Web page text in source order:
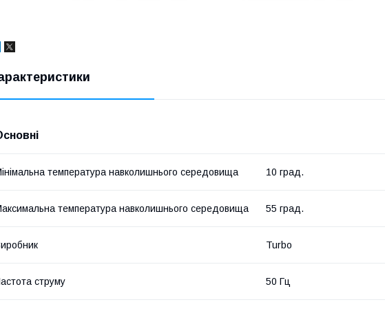
температура навколишнього середовища 10 град.
температура навколишнього середовища 55 град.
Turbo
струму 50 Гц